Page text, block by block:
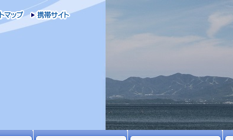
サイトマップ携帯サイト